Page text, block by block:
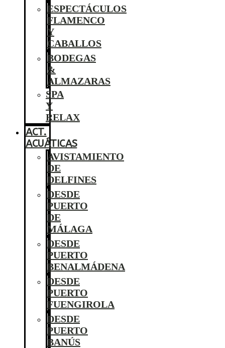
ESPECTÁCULOS
FLAMENCO
Y
CABALLOS
BODEGAS
&
ALMAZARAS
SPA
Y
RELAX
ACT.
ACUÁTICAS
AVISTAMIENTO
DE
DELFINES
DESDE
PUERTO
DE
MÁLAGA
DESDE
PUERTO
BENALMÁDENA
DESDE
PUERTO
FUENGIROLA
DESDE
PUERTO
BANÚS